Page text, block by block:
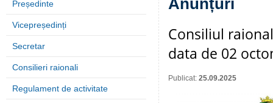
Președinte
Vicepreședinți
Secretar
Consilieri raionali
Regulament de activitate
Anunțuri
Consiliul
data de 02
Publicat: 25.09.2025